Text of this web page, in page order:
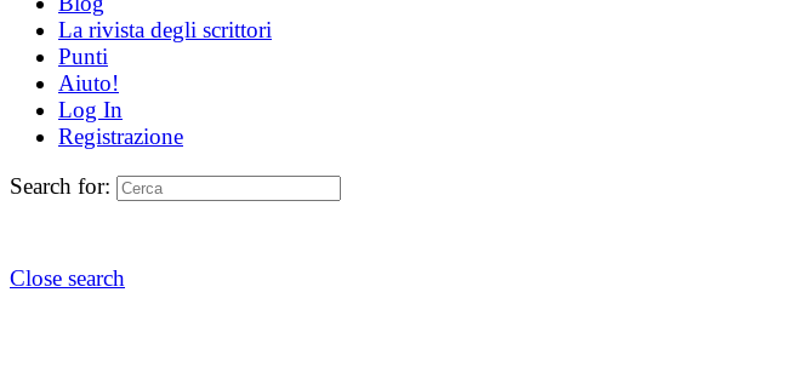
La rivista degli scrittori
Punti
Aiuto!
Log In
Registrazione
Search for:
Close search